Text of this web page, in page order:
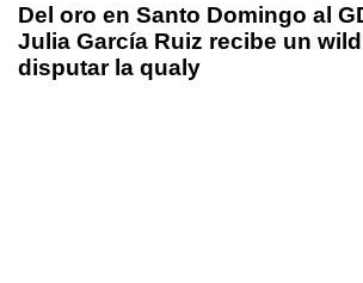
Del oro en Santo Domingo al
Julia García Ruiz recibe un
disputar la qualy